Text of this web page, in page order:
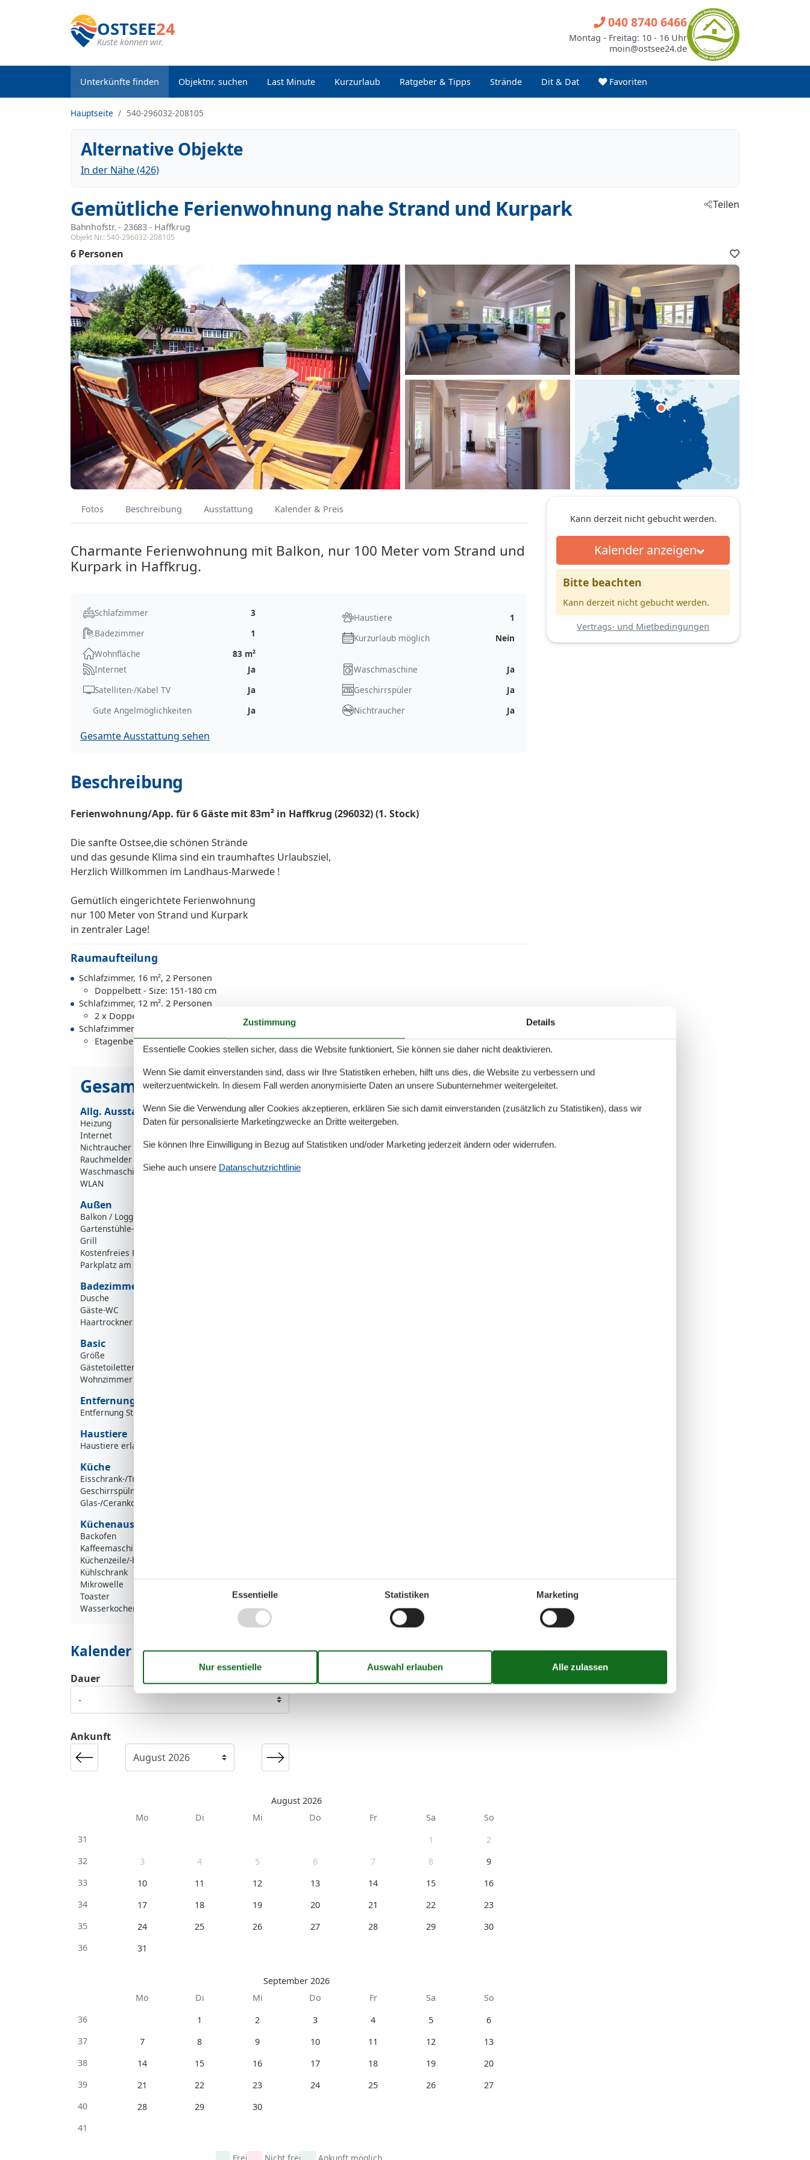
OSTSEE24
Küste können wir.
Unterkünfte finden Objektnr. suchen Last Minute Kurzurlaub Ratgeber & Tipps Strände Dit & Dat Favoriten
040 8740 6466
Montag - Freitag: 10 - 16 Uhr
moin@ostsee24.de
Hauptseite 540-296032-208105
Alternative Objekte
In der Nähe (426)
Gemütliche Ferienwohnung nahe Strand und Kurpark
Bahnhofstr. - 23683 - Haffkrug
Objekt Nr.: 540-296032-208105
Teilen
6 Personen
Fotos Beschreibung Ausstattung Kalender & Preis
Charmante Ferienwohnung mit Balkon, nur 100 Meter vom Strand und
Kurpark in Haffkrug.
Schlafzimmer
3
Badezimmer
1
Wohnfläche
83 m²
Haustiere
1
Kurzurlaub möglich
Nein
Internet
Ja
Satelliten-/Kabel TV
Ja
Gute Angelmöglichkeiten
Ja
Waschmaschine
Ja
Geschirrspüler
Ja
Nichtraucher
Ja
Gesamte Ausstattung sehen
Beschreibung
Ferienwohnung/App. für 6 Gäste mit 83m² in Haffkrug (296032) (1. Stock)
Die sanfte Ostsee,die schönen Strände
und das gesunde Klima sind ein traumhaftes Urlaubsziel,
Herzlich Willkommen im Landhaus-Marwede !
Gemütlich eingerichtete Ferienwohnung
nur 100 Meter von Strand und Kurpark
in zentraler Lage!
Raumaufteilung
Schlafzimmer, 16 m², 2 Personen
Doppelbett - Size: 151-180 cm
Schlafzimmer, 12 m², 2 Personen
2 x Doppelbett - Size: 151-180 cm
Schlafzimmer, 4 m², 2 Personen
Etagenbett - variable size
Gesamte Ausstattung
Allg. Ausstattung
Heizung
Internet
Nichtraucher
Rauchmelder
Waschmaschine
WLAN
Außen
Balkon / Loggia
Gartenstühle-/liegen
Grill
Kostenfreies Parken
Parkplatz am Objekt
Badezimmer
Dusche
Gäste-WC
Haartrockner
Basic
Größe
Gästetoiletten
Wohnzimmer
Entfernung
Entfernung Strand 0-100m
Haustiere
Haustiere erlaubt
Küche
Eisschrank-/Truhe
Geschirrspülmaschine
Glas-/Cerankochfeld
Küchenausstattung
Backofen
Kaffeemaschine
Küchenzeile/-block
Kühlschrank
Mikrowelle
Toaster
Wasserkocher
Lage
Strand-Urlaub
Kalender
Ankunft
August 2026
Mo
Di Mi Do Fr Sa
So
31
1
2
32
3 4 5 6 7 8
9
33
10 11 12 13 14 15
16
34
17 18 19 20 21 22
23
35
24 25 26 27 28 29
30
36
31
September 2026
Mo
Di Mi Do Fr Sa
So
36
1 2 3 4 5
6
37
7 8 9 10 11 12
13
38
14 15 16 17 18 19
20
39
21 22 23 24 25 26
27
40
28 29
30
41
Frei Nicht frei Ankunft möglich
Dauer
Kann derzeit nicht gebucht werden.
Kalender anzeigen
Bitte beachten
Kann derzeit nicht gebucht werden.
Vertrags- und Mietbedingungen
Zustimmung Details
Essentielle Cookies stellen sicher, dass die Website funktioniert, Sie können sie daher nicht deaktivieren.
Wenn Sie damit einverstanden sind, dass wir Ihre Statistiken erheben, hilft uns dies, die Website zu verbessern und
weiterzuentwickeln. In diesem Fall werden anonymisierte Daten an unsere Subunternehmer weitergeleitet.
Wenn Sie die Verwendung aller Cookies akzeptieren, erklären Sie sich damit einverstanden (zusätzlich zu Statistiken), dass wir
Daten für personalisierte Marketingzwecke an Dritte weitergeben.
Sie können Ihre Einwilligung in Bezug auf Statistiken und/oder Marketing jederzeit ändern oder widerrufen.
Siehe auch unsere Datanschutzrichtlinie
Essentielle Statistiken Marketing